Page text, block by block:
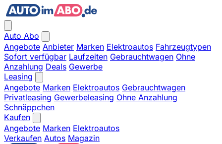
Auto Abo
Angebote Anbieter Marken Elektroautos Fahrzeugtypen
Sofort verfügbar Laufzeiten Gebrauchtwagen Ohne
Anzahlung Deals Gewerbe
Leasing
Angebote Marken Elektroautos Gebrauchtwagen
Privatleasing Gewerbeleasing Ohne Anzahlung
Schnäppchen
Kaufen
Angebote Marken Elektroautos
Verkaufen Autos Magazin